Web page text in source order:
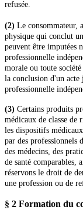
refusée.
(2) Le consommateur,
physique qui conclut
peuvent être imputées
professionnelle
morale ou toute
la conclusion d'un
professionnelle
(3) Certains produits
médicaux de classe de
les dispositifs
par des professionnels
des médecins, des
de santé comparables,
réservons le droit de
une profession ou de
§ 2 Formation du